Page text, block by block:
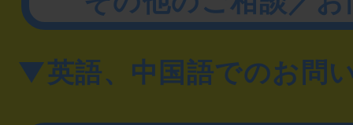
▼英語、中国語でのお問